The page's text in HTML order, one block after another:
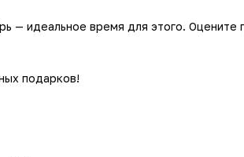
— идеальное время для этого. Оцените
подарков!